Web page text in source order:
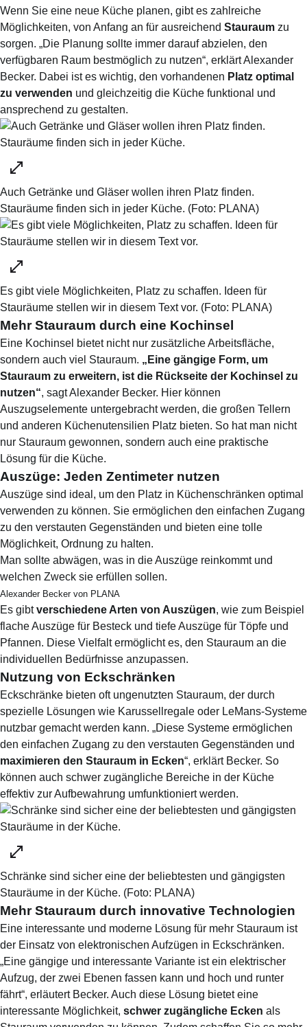
Wenn Sie eine neue Küche planen, gibt es zahlreiche
Möglichkeiten, von Anfang an für ausreichend Stauraum zu
sorgen. „Die Planung sollte immer darauf abzielen, den
verfügbaren Raum bestmöglich zu nutzen“, erklärt Alexander
Becker. Dabei ist es wichtig, den vorhandenen Platz optimal
zu verwenden und gleichzeitig die Küche funktional und
ansprechend zu gestalten.
Auch Getränke und Gläser wollen ihren Platz finden.
Stauräume finden sich in jeder Küche. (Foto: PLANA)
Es gibt viele Möglichkeiten, Platz zu schaffen. Ideen für
Stauräume stellen wir in diesem Text vor. (Foto: PLANA)
Mehr Stauraum durch eine Kochinsel
Eine Kochinsel bietet nicht nur zusätzliche Arbeitsfläche,
sondern auch viel Stauraum. „Eine gängige Form, um
Stauraum zu erweitern, ist die Rückseite der Kochinsel zu
nutzen“, sagt Alexander Becker. Hier können
Auszugselemente untergebracht werden, die großen Tellern
und anderen Küchenutensilien Platz bieten. So hat man nicht
nur Stauraum gewonnen, sondern auch eine praktische
Lösung für die Küche.
Auszüge: Jeden Zentimeter nutzen
Auszüge sind ideal, um den Platz in Küchenschränken optimal
verwenden zu können. Sie ermöglichen den einfachen Zugang
zu den verstauten Gegenständen und bieten eine tolle
Möglichkeit, Ordnung zu halten.
Man sollte abwägen, was in die Auszüge reinkommt und
welchen Zweck sie erfüllen sollen.
Alexander Becker von PLANA
Es gibtverschiedene Arten von Auszügen, wie zum Beispiel
flache Auszüge für Besteck und tiefe Auszüge für Töpfe und
Pfannen. Diese Vielfalt ermöglicht es, den Stauraum an die
individuellen Bedürfnisse anzupassen.
Nutzung von Eckschränken
Eckschränke bieten oft ungenutzten Stauraum, der durch
spezielle Lösungen wie Karussellregale oder LeMans-Systeme
nutzbar gemacht werden kann. „Diese Systeme ermöglichen
den einfachen Zugang zu den verstauten Gegenständen und
maximieren den Stauraum in Ecken“, erklärt Becker. So
können auch schwer zugängliche Bereiche in der Küche
effektiv zur Aufbewahrung umfunktioniert werden.
Schränke sind sicher eine der beliebtesten und gängigsten
Stauräume in der Küche. (Foto: PLANA)
Mehr Stauraum durch innovative Technologien
Eine interessante und moderne Lösung für mehr Stauraum ist
der Einsatz von elektronischen Aufzügen in Eckschränken.
„Eine gängige und interessante Variante ist ein elektrischer
Aufzug, der zwei Ebenen fassen kann und hoch und runter
fährt“, erläutert Becker. Auch diese Lösung bietet eine
interessante Möglichkeit, schwer zugängliche Ecken als